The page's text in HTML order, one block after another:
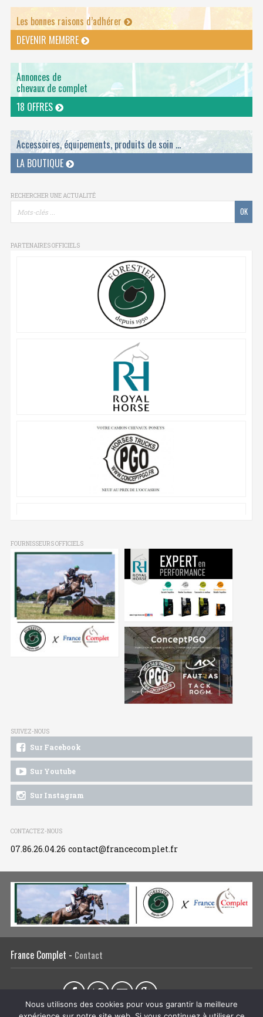
Les bonnes raisons d’adhérer
DEVENIR MEMBRE
Annonces de
chevaux de complet
18 OFFRES
Accessoires, équipements, produits de soin ...
LA BOUTIQUE
RECHERCHER UNE ACTUALITÉ
PARTENAIRES OFFICIELS
FOURNISSEURS OFFICIELS
SUIVEZ-NOUS
Sur Facebook
Sur Youtube
Sur Instagram
CONTACTEZ-NOUS
07.86.26.04.26 contact@francecomplet.fr
France Complet - Contact
Nous utilisons des cookies pour vous garantir la meilleure